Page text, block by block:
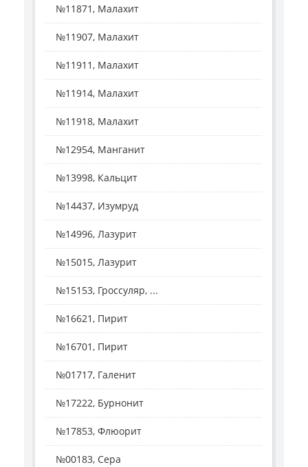
№11871, Малахит
№11907, Малахит
№11911, Малахит
№11914, Малахит
№11918, Малахит
№12954, Манганит
№13998, Кальцит
№14437, Изумруд
№14996, Лазурит
№15015, Лазурит
№15153, Гроссуляр, ...
№16621, Пирит
№16701, Пирит
№01717, Галенит
№17222, Бурнонит
№17853, Флюорит
№00183, Сера